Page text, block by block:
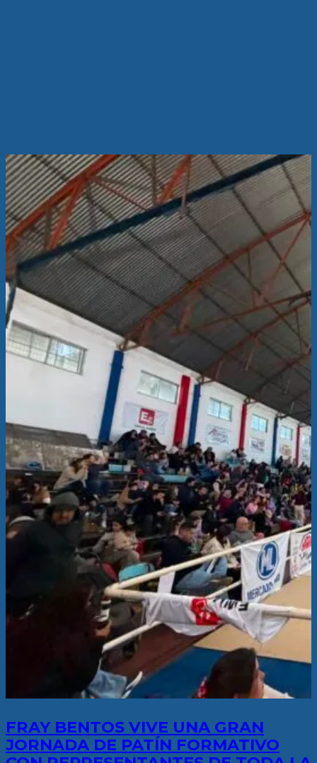
FRAY BENTOS VIVE UNA GRAN
JORNADA DE PATÍN FORMATIVO